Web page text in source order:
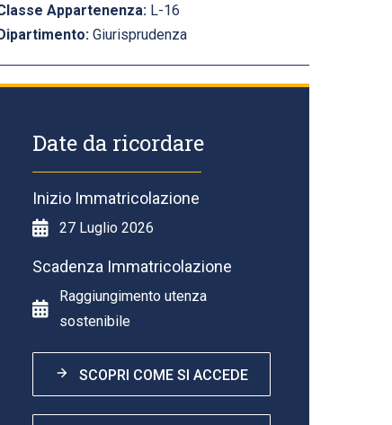
Appartenenza: L-16
Giurisprudenza
Date da ricordare
Inizio Immatricolazione
27 Luglio 2026
Scadenza Immatricolazione
Raggiungimento utenza
sostenibile
SCOPRI COME SI ACCEDE